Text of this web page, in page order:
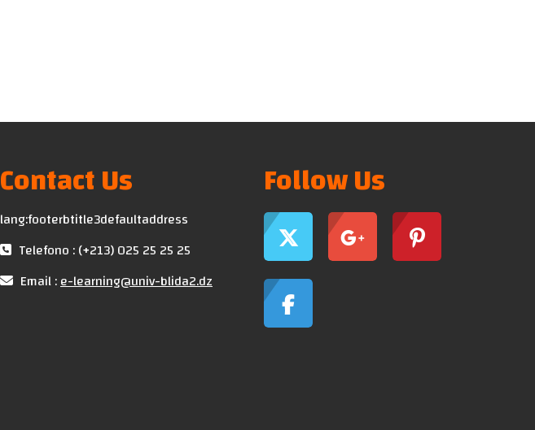
Contact Us
lang:footerbtitle3defaultaddress
Telefono : (+213) 025 25 25 25
Email :e-learning@univ-blida2.dz
Follow Us